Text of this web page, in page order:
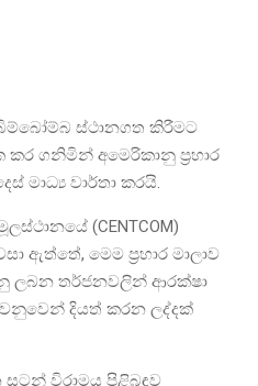
ස්ථානගත කිරීමට
ගනිමින් අමෙරිකානු ප්‍රහාර
මාධ්‍ය වාර්තා කරයි.
(CENTCOM)
ඇත්තේ, මෙම ප්‍රහාර මාලාව
ලබන තර්ජනවලින් ආරක්ෂා
දියත් කරන ලද්දක්
විරාමය පිළිබඳව